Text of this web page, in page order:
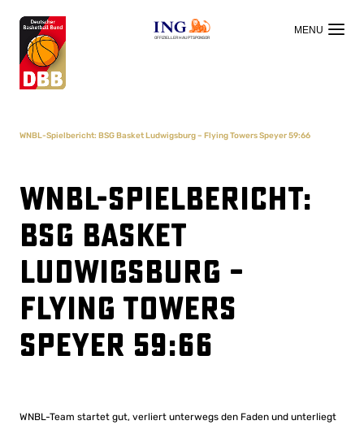
OFFIZIELLER HAUPTSPONSOR
WNBL-Spielbericht: BSG Basket Ludwigsburg – Flying Towers Speyer 59:66
WNBL-Spielbericht:
BSG Basket
Ludwigsburg –
Flying Towers
Speyer 59:66
WNBL-Team startet gut, verliert unterwegs den Faden und unterliegt